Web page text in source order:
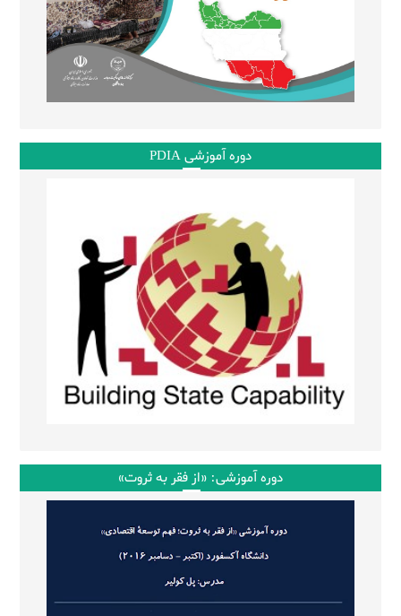
دوره آموزشی PDIA
دوره آموزشی: «از فقر به ثروت»